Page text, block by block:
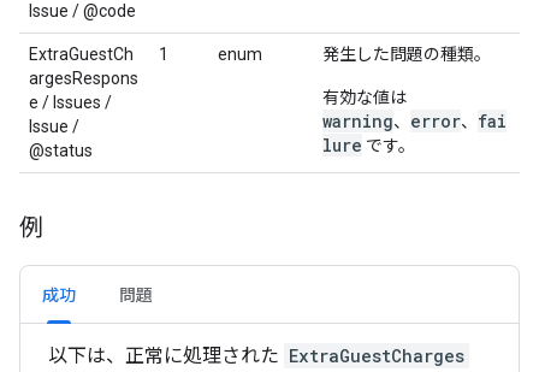
Issue / @code
ExtraGuestCh
argesRespons
e / Issues /
Issue /
@status
1 enum 発生した問題の種類。
有効な値は
warning、 error、 fai
lure です。
例
成功 問題
以下は、正常に処理された ExtraGuestCharges